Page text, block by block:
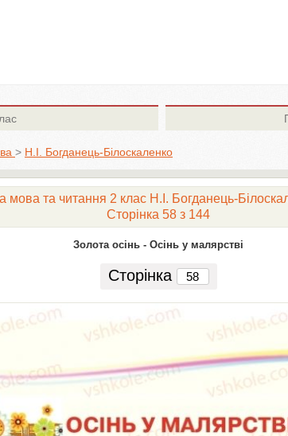
> Н.І. Богданець-Білоскаленко
мова та читання 2 клас Н.І. Богданець-
Сторінка 58 з 144
Золота осінь - Осінь у малярстві
Сторінка